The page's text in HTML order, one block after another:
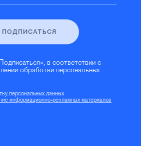
ПОДПИСАТЬСЯ
в соответствии с
обработки персональных
персональных данных
информационно-рекламных материалов